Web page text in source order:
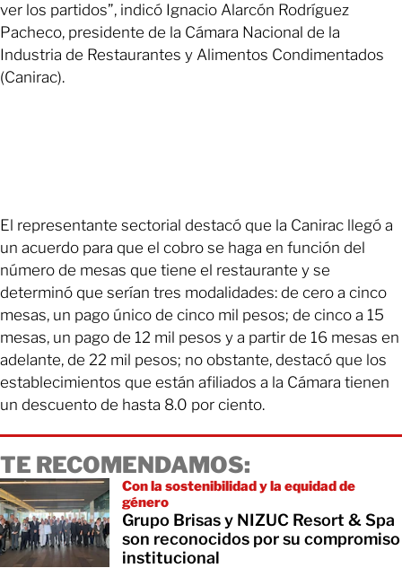
ver los partidos”, indicó Ignacio Alarcón Rodríguez
Pacheco, presidente de la Cámara Nacional de la
Industria de Restaurantes y Alimentos Condimentados
(Canirac).
El representante sectorial destacó que la Canirac llegó a
un acuerdo para que el cobro se haga en función del
número de mesas que tiene el restaurante y se
determinó que serían tres modalidades: de cero a cinco
mesas, un pago único de cinco mil pesos; de cinco a 15
mesas, un pago de 12 mil pesos y a partir de 16 mesas en
adelante, de 22 mil pesos; no obstante, destacó que los
establecimientos que están afiliados a la Cámara tienen
un descuento de hasta 8.0 por ciento.
TE RECOMENDAMOS:
Con la sostenibilidad y la equidad de
género
Grupo Brisas y NIZUC Resort & Spa
son reconocidos por su compromiso
institucional